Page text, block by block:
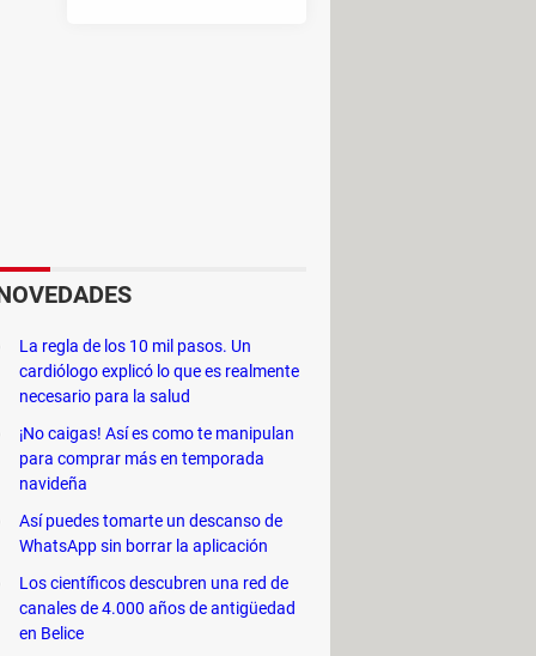
un ambiente repleto de
en las competiciones.
La regla de los 10 mil pasos. Un
cardiólogo explicó lo que es realmente
necesario para la salud
¡No caigas! Así es como te manipulan
para comprar más en temporada
navideña
Así puedes tomarte un descanso de
WhatsApp sin borrar la aplicación
Los científicos descubren una red de
canales de 4.000 años de antigüedad
en Belice